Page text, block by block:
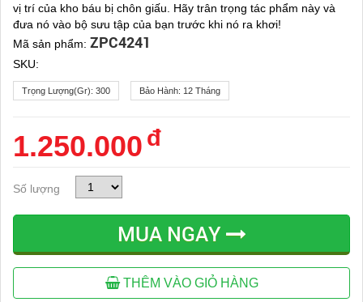
vị trí của kho báu bị chôn giấu. Hãy trân trọng tác phẩm này và
đưa nó vào bộ sưu tập của bạn trước khi nó ra khơi!
Mã sản phẩm: ZPC4241
SKU:
Trọng Lượng(gr): 300 Bảo Hành: 12 Tháng
1.250.000 đ
Số lượng
MUA NGAY
THÊM VÀO GIỎ HÀNG